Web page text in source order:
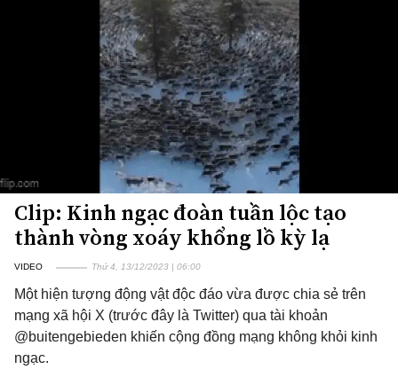
Clip: Kinh ngạc đoàn tuần lộc tạo
thành vòng xoáy khổng lồ kỳ lạ
VIDEO Thứ 4, 13/12/2023 | 06:00
Một hiện tượng động vật độc đáo vừa được chia sẻ trên
mạng xã hội X (trước đây là Twitter) qua tài khoản
@buitengebieden khiến cộng đồng mạng không khỏi kinh
ngạc.